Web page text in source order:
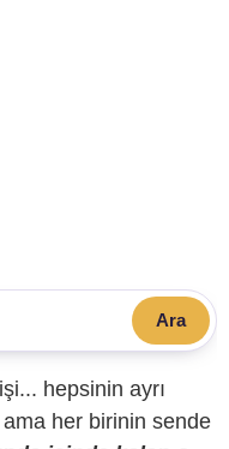
Ara
hepsinin ayrı
her birinin sende